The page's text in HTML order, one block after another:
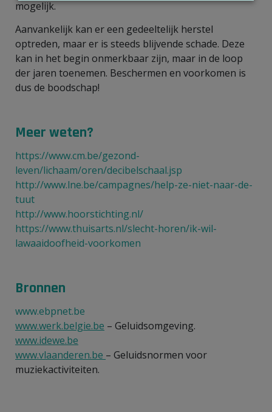
mogelijk.
Aanvankelijk kan er een gedeeltelijk herstel
optreden, maar er is steeds blijvende schade. Deze
kan in het begin onmerkbaar zijn, maar in de loop
der jaren toenemen. Beschermen en voorkomen is
dus de boodschap!
Meer weten?
https://www.cm.be/gezond-
leven/lichaam/oren/decibelschaal.jsp
http://www.lne.be/campagnes/help-ze-niet-naar-de-
tuut
http://www.hoorstichting.nl/
https://www.thuisarts.nl/slecht-horen/ik-wil-
lawaaidoofheid-voorkomen
Bronnen
www.ebpnet.be
www.werk.belgie.be – Geluidsomgeving.
www.idewe.be
www.vlaanderen.be – Geluidsnormen voor
muziekactiviteiten.